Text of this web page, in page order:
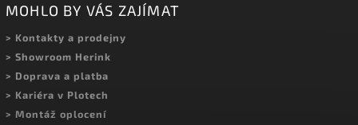
MOHLO BY VÁS ZAJÍMAT
> Kontakty a prodejny
> Showroom Herink
> Doprava a platba
> Kariéra v Plotech
> Montáž oplocení